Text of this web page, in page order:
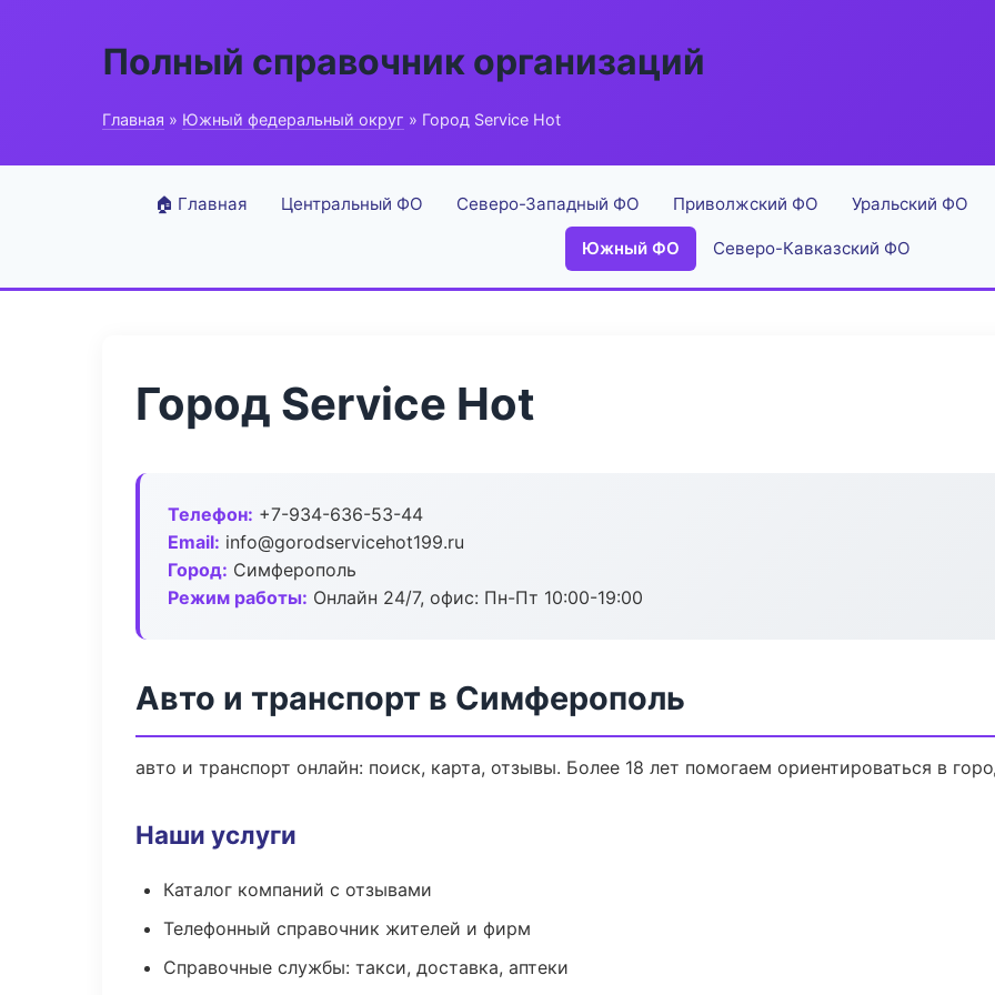
Полный справочник организаций
Главная » Южный федеральный округ » Город Service Hot
🏠 Главная Центральный ФО Северо-Западный ФО Приволжский ФО Уральский ФО
Южный ФО Северо-Кавказский ФО
Город Service Hot
Телефон: +7-934-636-53-44
Email: info@gorodservicehot199.ru
Город: Симферополь
Режим работы: Онлайн 24/7, офис: Пн-Пт 10:00-19:00
Авто и транспорт в Симферополь
авто и транспорт онлайн: поиск, карта, отзывы. Более 18 лет помогаем ориентироваться в
Наши услуги
Каталог компаний с отзывами
Телефонный справочник жителей и фирм
Справочные службы: такси, доставка, аптеки